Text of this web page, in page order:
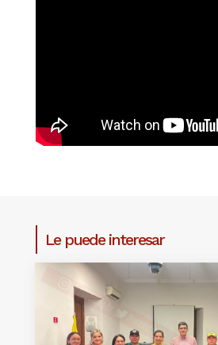
Le puede interesar